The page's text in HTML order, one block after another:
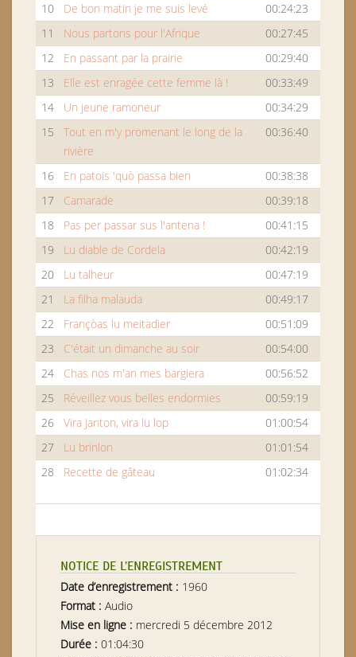
10
De bon matin je me suis levé
00:24:23
11
Nous partons pour l'Afrique
00:27:45
12
En passant par la prairie
00:29:40
13
Elle est enragée cette femme là !
00:33:49
14
Un jeune ramoneur
00:34:29
15
Tout en m'y promenant le long de la
rivière
00:36:40
16 En patois 'quò passa bien
00:38:38
17
Camarade
00:39:18
18
Pas per passar sus l'antena !
00:41:15
19
Lu diable de Cordela
00:42:19
20
Lu talheur
00:47:19
21
La filha malauda
00:49:17
22
Françòas lu meitadier
00:51:09
23
C'était un dimanche au soir
00:54:00
24
Chas nos m'an mes bargiera
00:56:52
25
Réveillez vous belles endormies
00:59:19
26
Vira Janton, vira lu lop
01:00:54
27
Lu brinlon
01:01:54
28
Recette de gâteau 01:02:34
NOTICE DE L’ENREGISTREMENT
Date d’enregistrement : 1960
Format : Audio
Mise en ligne : mercredi 5 décembre 2012
Durée : 01:04:30